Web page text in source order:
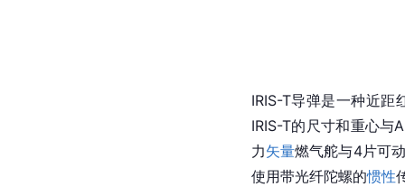
IRIS-T导弹是一种近
IRIS-T的尺寸和重心与
力矢量燃气舵与4片可动
使用带光纤陀螺的惯性